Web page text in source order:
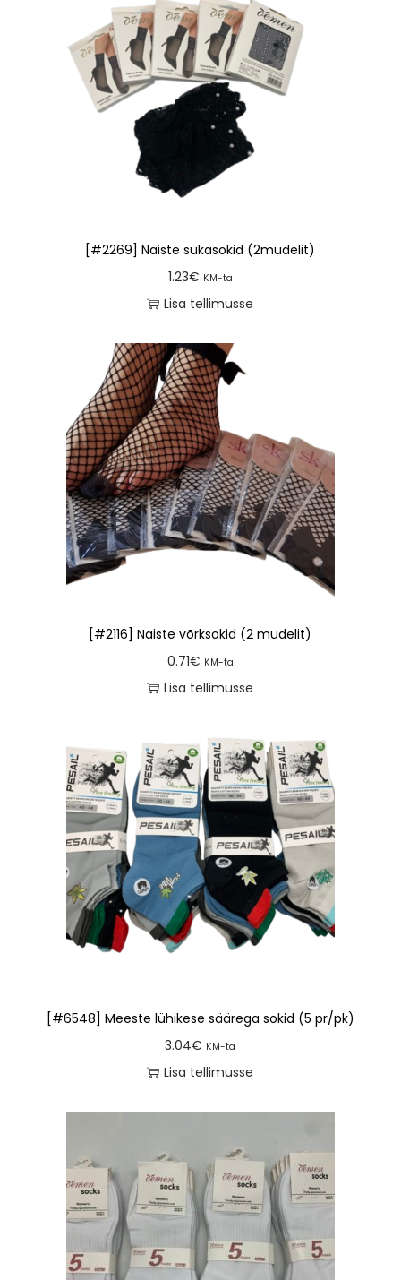
[#2269] Naiste sukasokid (2mudelit)
1.23€ KM-ta
Lisa tellimusse
[#2116] Naiste võrksokid (2 mudelit)
0.71€ KM-ta
Lisa tellimusse
[#6548] Meeste lühikese säärega sokid (5 pr/pk)
3.04€ KM-ta
Lisa tellimusse